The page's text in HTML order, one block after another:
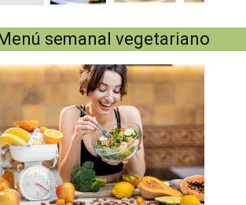
Menú semanal vegetariano